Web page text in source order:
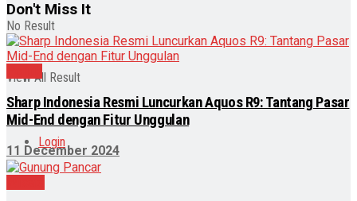
No Result
View All Result
Login
Don't Miss It
Sharp Indonesia Resmi Luncurkan Aquos R9: Tantang Pasar
Mid-End dengan Fitur Unggulan
11 December 2024